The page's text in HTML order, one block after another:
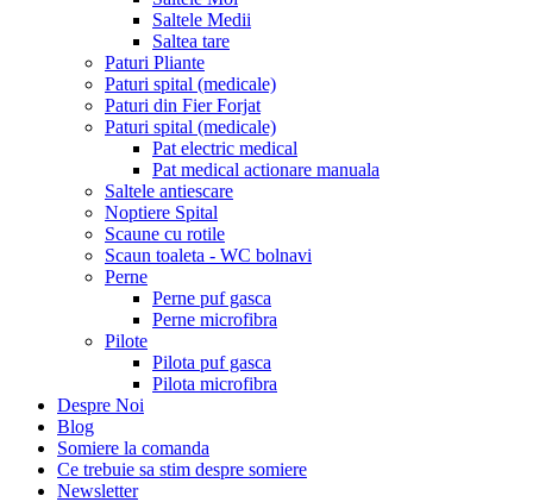
Saltele Medii
Saltea tare
Paturi Pliante
Paturi spital (medicale)
Paturi din Fier Forjat
Paturi spital (medicale)
Pat electric medical
Pat medical actionare manuala
Saltele antiescare
Noptiere Spital
Scaune cu rotile
Scaun toaleta - WC bolnavi
Perne
Perne puf gasca
Perne microfibra
Pilote
Pilota puf gasca
Pilota microfibra
Despre Noi
Blog
Somiere la comanda
Ce trebuie sa stim despre somiere
Newsletter